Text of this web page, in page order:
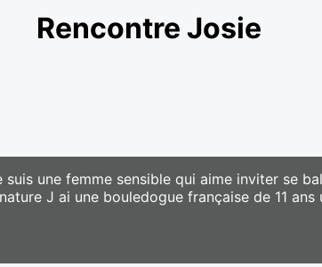
Rencontre Josie
suis une femme sensible qui aime inviter se
J ai une bouledogue française de 11 ans